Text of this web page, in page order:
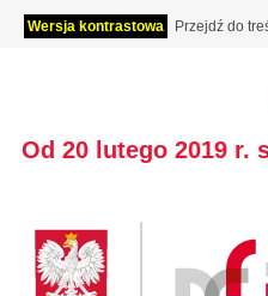
Wersja kontrastowa Przejdź do
Od 20 lutego 2019 r.